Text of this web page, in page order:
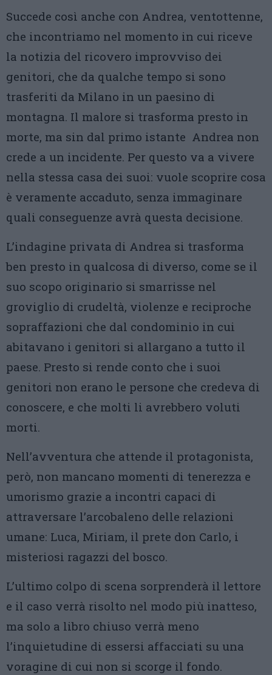
Succede così anche con Andrea, ventottenne,
che incontriamo nel momento in cui riceve
la notizia del ricovero improvviso dei
genitori, che da qualche tempo si sono
trasferiti da Milano in un paesino di
montagna. Il malore si trasforma presto in
morte, ma sin dal primo istante Andrea non
crede a un incidente. Per questo va a vivere
nella stessa casa dei suoi: vuole scoprire cosa
è veramente accaduto, senza immaginare
quali conseguenze avrà questa decisione.
L’indagine privata di Andrea si trasforma
ben presto in qualcosa di diverso, come se il
suo scopo originario si smarrisse nel
groviglio di crudeltà, violenze e reciproche
sopraffazioni che dal condominio in cui
abitavano i genitori si allargano a tutto il
paese. Presto si rende conto che i suoi
genitori non erano le persone che credeva di
conoscere, e che molti li avrebbero voluti
morti.
Nell’avventura che attende il protagonista,
però, non mancano momenti di tenerezza e
umorismo grazie a incontri capaci di
attraversare l’arcobaleno delle relazioni
umane: Luca, Miriam, il prete don Carlo, i
misteriosi ragazzi del bosco.
L’ultimo colpo di scena sorprenderà il lettore
e il caso verrà risolto nel modo più inatteso,
ma solo a libro chiuso verrà meno
l’inquietudine di essersi affacciati su una
voragine di cui non si scorge il fondo.